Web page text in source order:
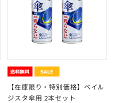
【在庫限り・特別価格】ベイル
ジスタ傘用 2本セット